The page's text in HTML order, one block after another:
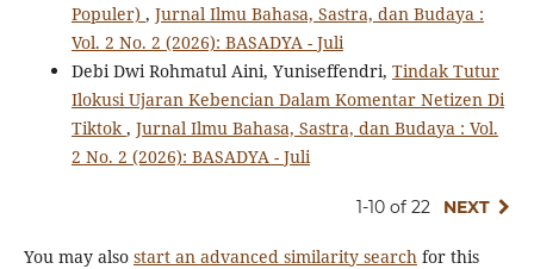
Populer) , Jurnal Ilmu Bahasa, Sastra, dan Budaya :
Vol. 2 No. 2 (2026): BASADYA - Juli
Debi Dwi Rohmatul Aini, Yuniseffendri, Tindak Tutur
Ilokusi Ujaran Kebencian Dalam Komentar Netizen Di
Tiktok , Jurnal Ilmu Bahasa, Sastra, dan Budaya : Vol.
2 No. 2 (2026): BASADYA - Juli
1-10 of 22 NEXT
You may also start an advanced similarity search for this